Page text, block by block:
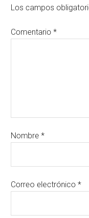
Los campos
Comentario*
Nombre*
Correo electrónico*